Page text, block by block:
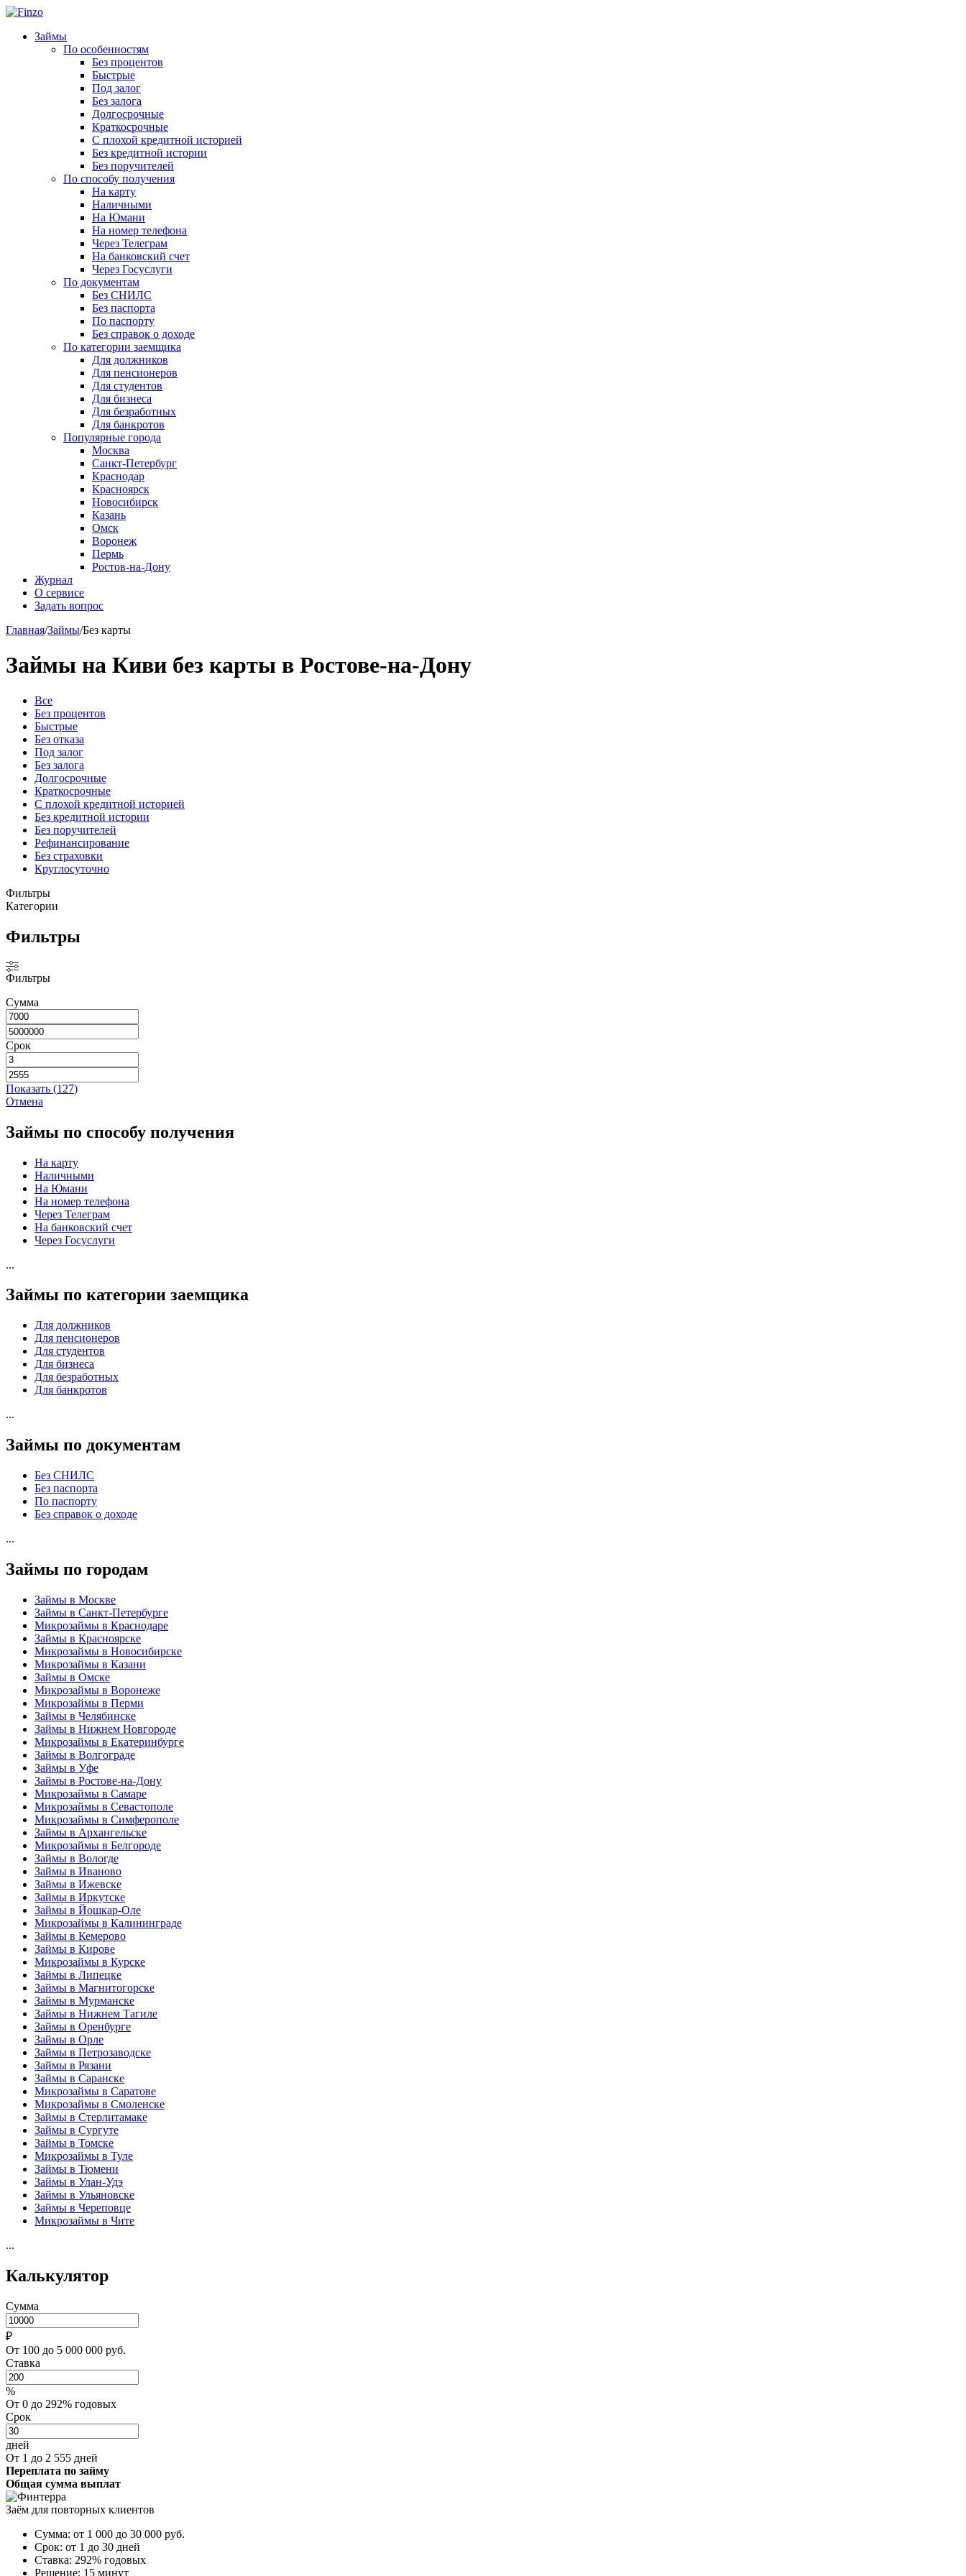
Займы
По особенностям
Без процентов
Быстрые
Под залог
Без залога
Долгосрочные
Краткосрочные
С плохой кредитной историей
Без кредитной истории
Без поручителей
По способу получения
На карту
Наличными
На Юмани
На номер телефона
Через Телеграм
На банковский счет
Через Госуслуги
По документам
Без СНИЛС
Без паспорта
По паспорту
Без справок о доходе
По категории заемщика
Для должников
Для пенсионеров
Для студентов
Для бизнеса
Для безработных
Для банкротов
Популярные города
Москва
Санкт-Петербург
Краснодар
Красноярск
Новосибирск
Казань
Омск
Воронеж
Пермь
Ростов-на-Дону
Журнал
О сервисе
Задать вопрос
Главная/Займы/Без карты
Займы на Киви без карты в Ростове-на-Дону
Все
Без процентов
Быстрые
Без отказа
Под залог
Без залога
Долгосрочные
Краткосрочные
С плохой кредитной историей
Без кредитной истории
Без поручителей
Рефинансирование
Без страховки
Круглосуточно
Фильтры
Категории
Фильтры
Фильтры
Сумма
Срок
Показать (127)
Отмена
Займы по способу получения
На карту
Наличными
На Юмани
На номер телефона
Через Телеграм
На банковский счет
Через Госуслуги
...
Займы по категории заемщика
Для должников
Для пенсионеров
Для студентов
Для бизнеса
Для безработных
Для банкротов
...
Займы по документам
Без СНИЛС
Без паспорта
По паспорту
Без справок о доходе
...
Займы по городам
Займы в Москве
Займы в Санкт-Петербурге
Микрозаймы в Краснодаре
Займы в Красноярске
Микрозаймы в Новосибирске
Микрозаймы в Казани
Займы в Омске
Микрозаймы в Воронеже
Микрозаймы в Перми
Займы в Челябинске
Займы в Нижнем Новгороде
Микрозаймы в Екатеринбурге
Займы в Волгограде
Займы в Уфе
Займы в Ростове-на-Дону
Микрозаймы в Самаре
Микрозаймы в Севастополе
Микрозаймы в Симферополе
Займы в Архангельске
Микрозаймы в Белгороде
Займы в Вологде
Займы в Иваново
Займы в Ижевске
Займы в Иркутске
Займы в Йошкар-Оле
Микрозаймы в Калининграде
Займы в Кемерово
Займы в Кирове
Микрозаймы в Курске
Займы в Липецке
Займы в Магнитогорске
Займы в Мурманске
Займы в Нижнем Тагиле
Займы в Оренбурге
Займы в Орле
Займы в Петрозаводске
Займы в Рязани
Займы в Саранске
Микрозаймы в Саратове
Микрозаймы в Смоленске
Займы в Стерлитамаке
Займы в Сургуте
Займы в Томске
Микрозаймы в Туле
Займы в Тюмени
Займы в Улан-Удэ
Займы в Ульяновске
Займы в Череповце
Микрозаймы в Чите
...
Калькулятор
Сумма
₽
От 100 до 5 000 000 руб.
Ставка
%
От 0 до 292% годовых
Срок
дней
От 1 до 2 555 дней
Переплата по займу
Общая сумма выплат
Заём для повторных клиентов
Сумма: от 1 000 до 30 000 руб.
Срок: от 1 до 30 дней
Ставка: 292% годовых
Решение: 15 минут